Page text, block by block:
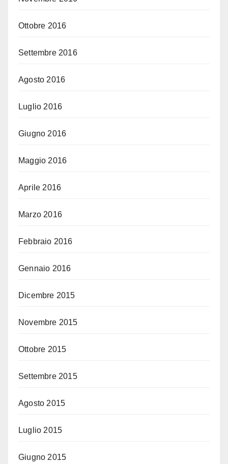
Ottobre 2016
Settembre 2016
Agosto 2016
Luglio 2016
Giugno 2016
Maggio 2016
Aprile 2016
Marzo 2016
Febbraio 2016
Gennaio 2016
Dicembre 2015
Novembre 2015
Ottobre 2015
Settembre 2015
Agosto 2015
Luglio 2015
Giugno 2015